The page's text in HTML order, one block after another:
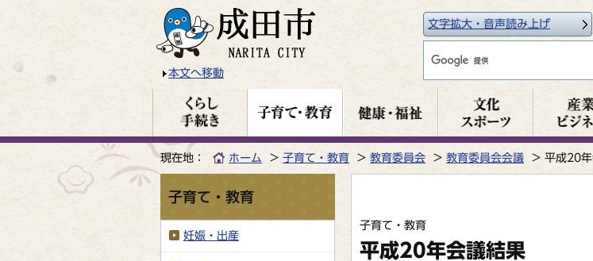
本文へ移動
文字拡大・音声読み上げ
現在地： ホーム 子育て・教育 教育委員会 教育委員会会議 平成20
子育て・教育
平成20年会議結果
子育て・教育
妊娠・出産